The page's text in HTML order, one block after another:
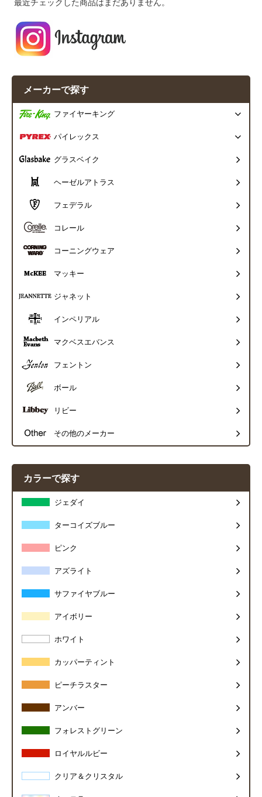
最近チェックした商品はまだありません。
メーカーで探す
ファイヤーキング
パイレックス
グラスベイク
ヘーゼルアトラス
フェデラル
コレール
コーニングウェア
マッキー
ジャネット
インペリアル
マクベスエバンス
フェントン
ボール
リビー
その他のメーカー
カラーで探す
ジェダイ
ターコイズブルー
ピンク
アズライト
サファイヤブルー
アイボリー
ホワイト
カッパーティント
ピーチラスター
アンバー
フォレストグリーン
ロイヤルルビー
クリア＆クリスタル